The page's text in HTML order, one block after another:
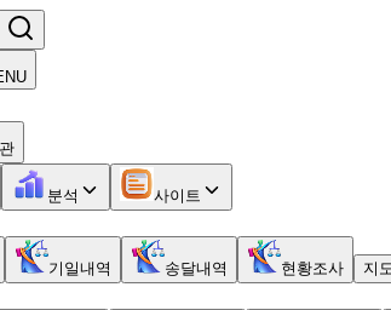
분석 사이트
기일내역 송달내역 현황조사 지